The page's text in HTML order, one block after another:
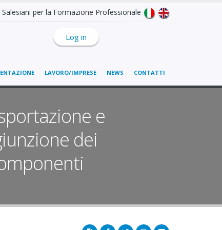
Salesiani per la Formazione Professionale
Log in
LAVORO/IMPRESE NEWS CONTATTI
e
dei